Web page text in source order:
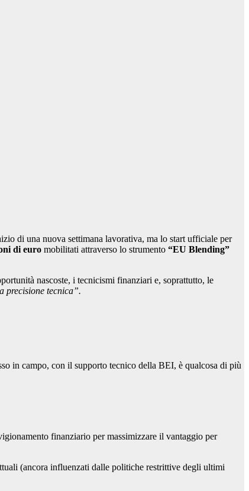
di una nuova settimana lavorativa, ma lo start ufficiale per
di euro mobilitati attraverso lo strumento “EU Blending”
nascoste, i tecnicismi finanziari e, soprattutto, le
precisione tecnica”.
in campo, con il supporto tecnico della BEI, è qualcosa di più
finanziario per massimizzare il vantaggio per
(ancora influenzati dalle politiche restrittive degli ultimi